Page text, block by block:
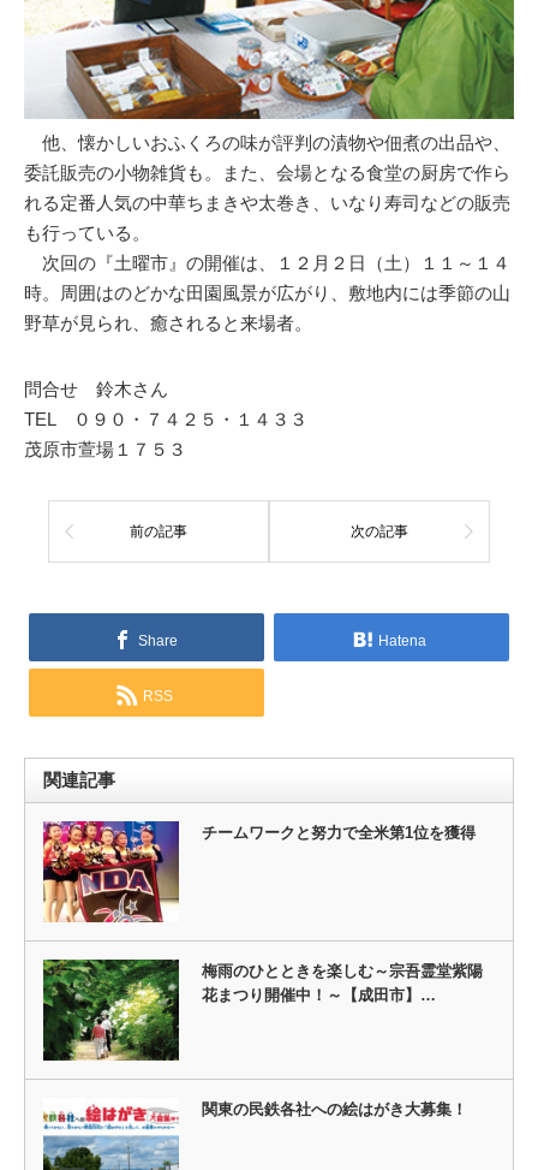
他、懐かしいおふくろの味が評判の漬物や佃煮の出品や、
委託販売の小物雑貨も。また、会場となる食堂の厨房で作ら
れる定番人気の中華ちまきや太巻き、いなり寿司などの販売
も行っている。
次回の『土曜市』の開催は、１２月２日（土）１１～１４
時。周囲はのどかな田園風景が広がり、敷地内には季節の山
野草が見られ、癒されると来場者。
問合せ 鈴木さん
TEL ０９０・７４２５・１４３３
茂原市萱場１７５３
前の記事 次の記事
Share Hatena
RSS
関連記事
チームワークと努力で全米第1位を獲得
梅雨のひとときを楽しむ～宗吾霊堂紫陽
花まつり開催中！～【成田市】…
関東の民鉄各社への絵はがき大募集！